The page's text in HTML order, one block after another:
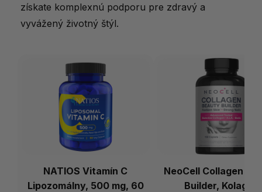
získate komplexnú podporu pre zdravý a
vyvážený životný štýl.
NATIOS Vitamín C
Lipozomálny, 500 mg, 60
NeoCell Collagen
Builder, Kolagen